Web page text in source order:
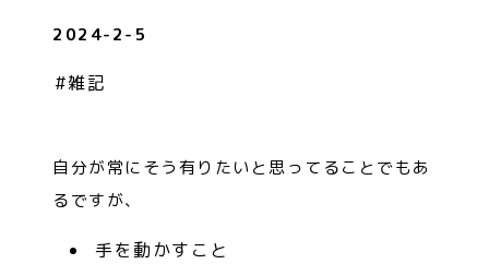
2024-2-5
#雑記
自分が常にそう有りたいと思ってることでもあ
るですが、
手を動かすこと